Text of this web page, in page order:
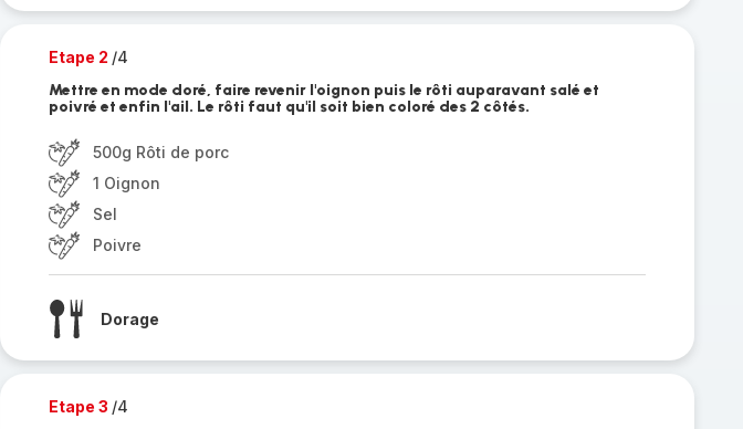
Etape 2 /4
Mettre en mode doré, faire revenir l'oignon puis le rôti auparavant salé et
poivré et enfin l'ail. Le rôti faut qu'il soit bien coloré des 2 côtés.
500g Rôti de porc
1 Oignon
Sel
Poivre
Dorage
Etape 3 /4